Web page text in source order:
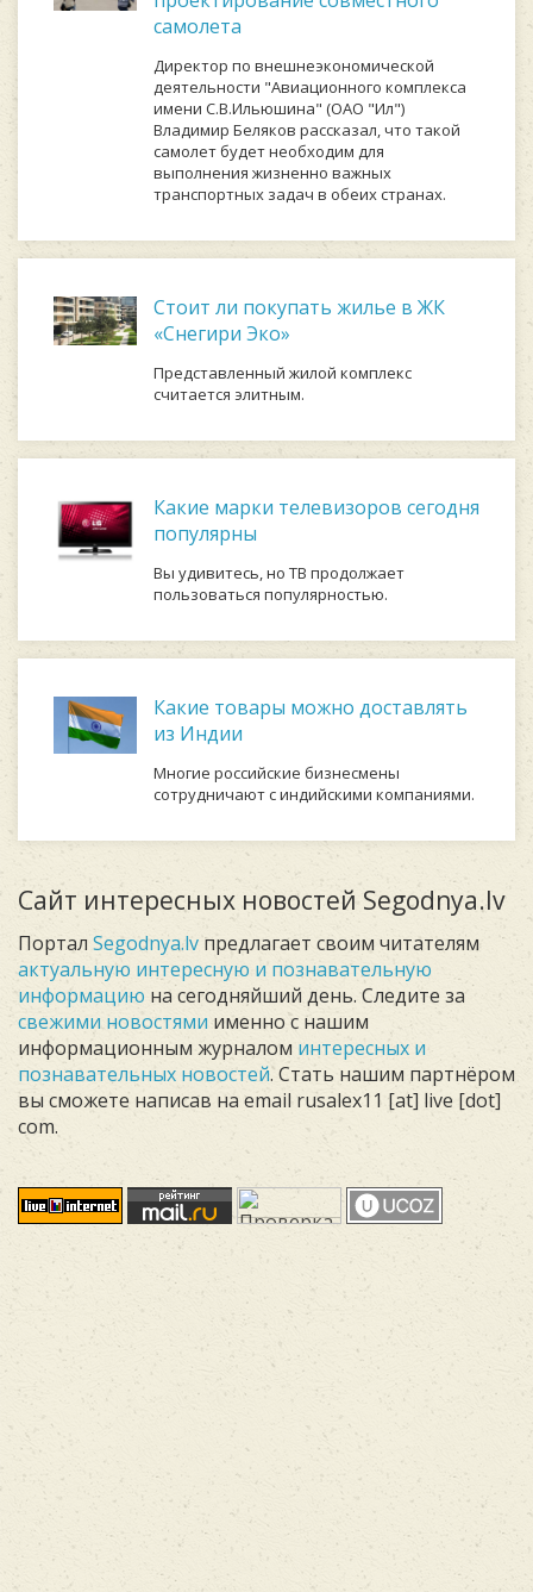
самолета
Директор по внешнеэкономической
деятельности "Авиационного комплекса
имени С.В.Ильюшина" (ОАО "Ил")
Владимир Беляков рассказал, что такой
самолет будет необходим для
выполнения жизненно важных
транспортных задач в обеих странах.
Стоит ли покупать жилье в ЖК
«Снегири Эко»
Представленный жилой комплекс
считается элитным.
Какие марки телевизоров сегодня
популярны
Вы удивитесь, но ТВ продолжает
пользоваться популярностью.
Какие товары можно доставлять
из Индии
Многие российские бизнесмены
сотрудничают с индийскими компаниями.
Сайт интересных новостей Segodnya.lv
Портал Segodnya.lv предлагает своим читателям
актуальную интересную и познавательную
информацию на сегодняйший день. Следите за
свежими новостями именно с нашим
информационным журналом интересных и
познавательных новостей. Стать нашим партнёром
вы сможете написав на email rusalex11 [at] live [dot]
com.